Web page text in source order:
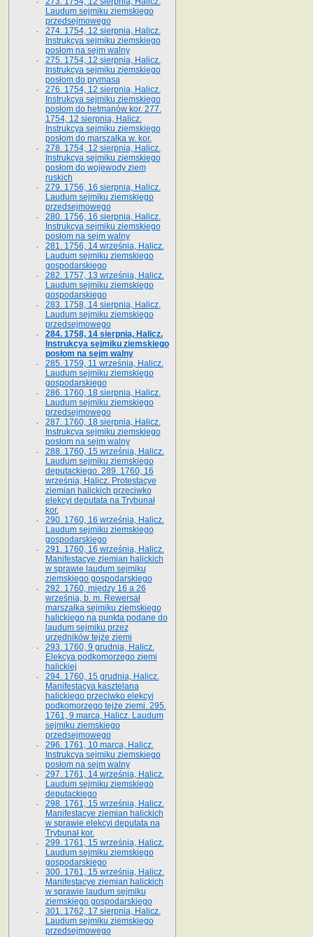
Laudum sejmiku ziemskiego
przedsejmowego
274. 1754, 12 sierpnia, Halicz.
Instrukcya sejmiku ziemskiego
posłom na sejm walny
275. 1754, 12 sierpnia, Halicz.
Instrukcya sejmiku ziemskiego
posłom do prymasa
276. 1754, 12 sierpnia, Halicz.
Instrukcya sejmiku ziemskiego
posłom do hetmanów kor. 277.
1754, 12 sierpnia, Halicz.
Instrukcya sejmiku ziemskiego
posłom do marszałka w. kor.
278. 1754, 12 sierpnia, Halicz.
Instrukcya sejmiku ziemskiego
posłom do wojewody ziem
ruskich
279. 1756, 16 sierpnia, Halicz.
Laudum sejmiku ziemskiego
przedsejmowego
280. 1756, 16 sierpnia, Halicz.
Instrukcya sejmiku ziemskiego
posłom na sejm walny
281. 1756, 14 września, Halicz.
Laudum sejmiku ziemskiego
gospodarskiego
282. 1757, 13 września, Halicz.
Laudum sejmiku ziemskiego
gospodarskiego
283. 1758, 14 sierpnia, Halicz.
Laudum sejmiku ziemskiego
przedsejmowego
284. 1758, 14 sierpnia, Halicz.
Instrukcya sejmiku ziemskiego
posłom na sejm walny
285. 1759, 11 września, Halicz.
Laudum sejmiku ziemskiego
gospodarskiego
286. 1760, 18 sierpnia, Halicz.
Laudum sejmiku ziemskiego
przedsejmowego
287. 1760, 18 sierpnia, Halicz.
Instrukcya sejmiku ziemskiego
posłom na sejm walny
288. 1760, 15 września, Halicz.
Laudum sejmiku ziemskiego
deputackiego. 289. 1760, 16
września, Halicz. Protestacye
ziemian halickich przeciwko
elekcyi deputata na Trybunał
kor.
290. 1760, 16 września, Halicz.
Laudum sejmiku ziemskiego
gospodarskiego
291. 1760, 16 września, Halicz.
Manifestacye ziemian halickich
w sprawie laudum sejmiku
ziemskiego gospodarskiego
292. 1760, między 16 a 26
września, b. m. Rewersał
marszałka sejmiku ziemskiego
halickiego na punkta podane do
laudum sejmiku przez
urzędników tejże ziemi
293. 1760, 9 grudnia, Halicz.
Elekcya podkomorzego ziemi
halickiej
294. 1760, 15 grudnia, Halicz.
Manifestacya kasztelana
halickiego przeciwko elekcyi
podkomorzego tejże ziemi. 295.
1761, 9 marca, Halicz. Laudum
sejmiku ziemskiego
przedsejmowego
296. 1761, 10 marca, Halicz.
Instrukcya sejmiku ziemskiego
posłom na sejm walny
297. 1761, 14 września, Halicz.
Laudum sejmiku ziemskiego
deputackiego
298. 1761, 15 września, Halicz.
Manifestacye ziemian halickich
w sprawie elekcyi deputata na
Trybunał kor.
299. 1761, 15 września, Halicz.
Laudum sejmiku ziemskiego
gospodarskiego
300. 1761, 15 września, Halicz.
Manifestacye ziemian halickich
w sprawie laudum sejmiku
ziemskiego gospodarskiego
301. 1762, 17 sierpnia, Halicz.
Laudum sejmiku ziemskiego
przedsejmowego